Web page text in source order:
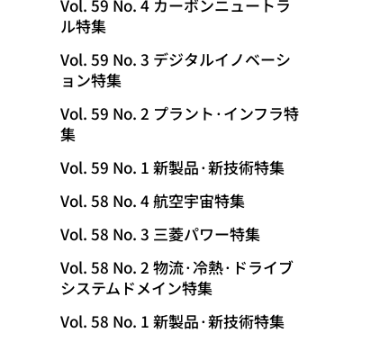
Vol. 59 No. 4 カーボンニュートラ
ル特集
Vol. 59 No. 3 デジタルイノベーシ
ョン特集
Vol. 59 No. 2 プラント·インフラ特
集
Vol. 59 No. 1 新製品·新技術特集
Vol. 58 No. 4 航空宇宙特集
Vol. 58 No. 3 三菱パワー特集
Vol. 58 No. 2 物流·冷熱·ドライブ
システムドメイン特集
Vol. 58 No. 1 新製品·新技術特集